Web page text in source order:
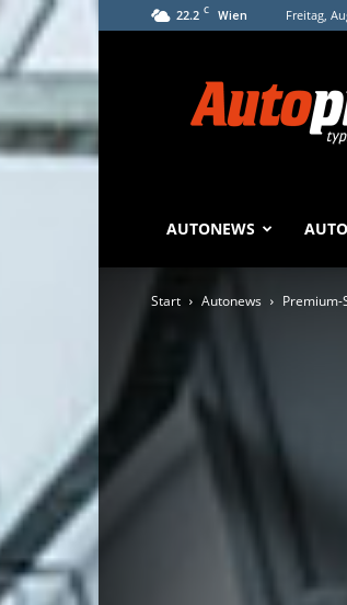
22.2 C Wien Freitag,
AUTONEWS
Start Autonews Premium-